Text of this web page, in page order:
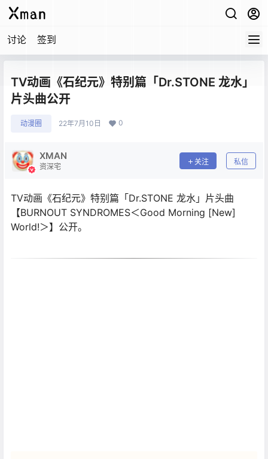
讨论 签到
TV动画《石纪元》特别篇「Dr.STONE 龙水」
片头曲公开
动漫圈 22年7月10日 0
XMAN
资深宅
关注 私信
TV动画《石纪元》特别篇「Dr.STONE 龙水」片头曲
【BURNOUT SYNDROMES＜Good Morning [New]
World!＞】公开。